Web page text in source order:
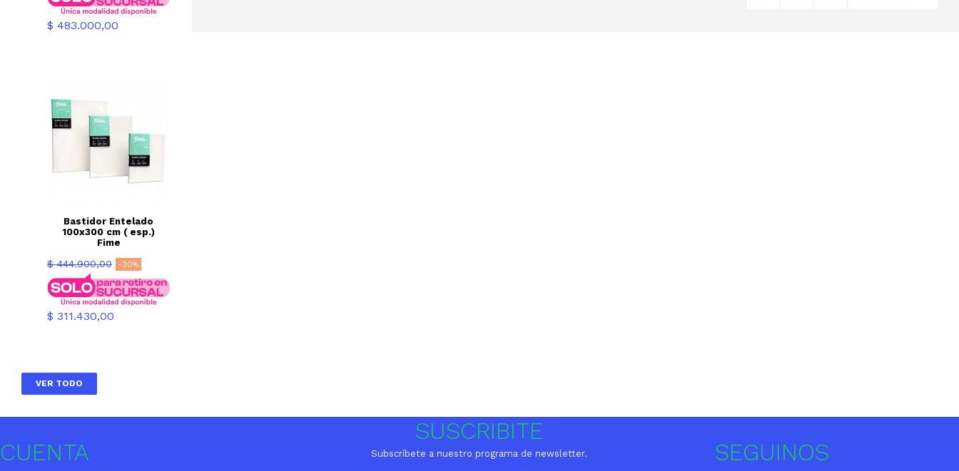
Precio
$ 483.000,00
Bastidor Entelado
100x300 cm ( esp.)
Fime
Precio
base
$ 444.900,00 -30%
Precio
$ 311.430,00
VER TODO
CUENTA
SUSCRIBITE
Subscríbete a nuestro programa de newsletter. SEGUINOS